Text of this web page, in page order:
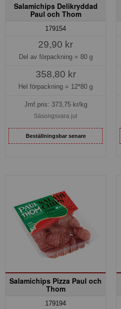
Salamichips Delikryddad
Paul och Thom
179154
29,90 kr
Del av förpackning = 80 g
358,80 kr
Hel förpackning = 12*80 g
Jmf.pris: 373,75kr/kg
Säsongsvara jul
Beställningsbar senare
Salamichips Pizza Paul och
Thom
179194